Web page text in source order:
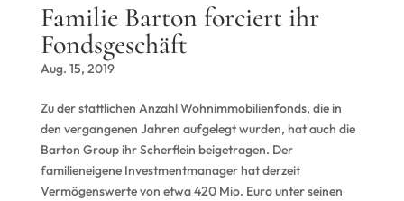
Familie Barton forciert ihr
Fondsgeschäft
Aug. 15, 2019
Zu der stattlichen Anzahl Wohnimmobilienfonds, die in
den vergangenen Jahren aufgelegt wurden, hat auch die
Barton Group ihr Scherflein beigetragen. Der
familieneigene Investmentmanager hat derzeit
Vermögenswerte von etwa 420 Mio. Euro unter seinen